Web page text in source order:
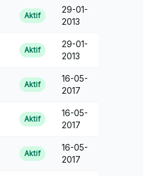
Aktif
29-01-
2013
Aktif
29-01-
2013
Aktif
16-05-
2017
Aktif
16-05-
2017
Aktif
16-05-
2017